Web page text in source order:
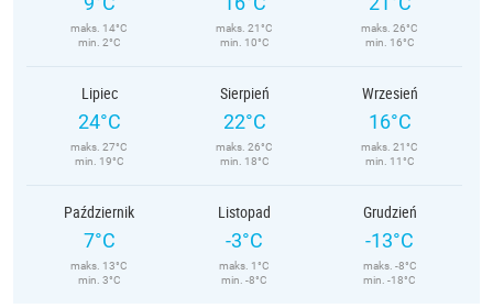
maks. 14°C
min. 2°C
maks. 21°C
min. 10°C
maks. 26°C
min. 16°C
Lipiec
24°C
maks. 27°C
min. 19°C
Sierpień
22°C
maks. 26°C
min. 18°C
Wrzesień
16°C
maks. 21°C
min. 11°C
Październik
7°C
maks. 13°C
min. 3°C
Listopad
-3°C
maks. 1°C
min. -8°C
Grudzień
-13°C
maks. -8°C
min. -18°C